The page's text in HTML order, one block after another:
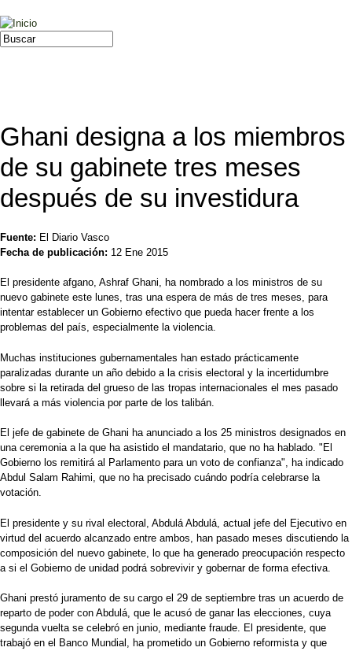
Jump to navigation
Formulario de búsqueda
Buscar
Ghani designa a los miembros
de su gabinete tres meses
después de su investidura
Fuente: El Diario Vasco
Fecha de publicación: 12 Ene 2015
El presidente afgano, Ashraf Ghani, ha nombrado a los ministros de su
nuevo gabinete este lunes, tras una espera de más de tres meses, para
intentar establecer un Gobierno efectivo que pueda hacer frente a los
problemas del país, especialmente la violencia.
Muchas instituciones gubernamentales han estado prácticamente
paralizadas durante un año debido a la crisis electoral y la incertidumbre
sobre si la retirada del grueso de las tropas internacionales el mes pasado
llevará a más violencia por parte de los talibán.
El jefe de gabinete de Ghani ha anunciado a los 25 ministros designados en
una ceremonia a la que ha asistido el mandatario, que no ha hablado. "El
Gobierno los remitirá al Parlamento para un voto de confianza", ha indicado
Abdul Salam Rahimi, que no ha precisado cuándo podría celebrarse la
votación.
El presidente y su rival electoral, Abdulá Abdulá, actual jefe del Ejecutivo en
virtud del acuerdo alcanzado entre ambos, han pasado meses discutiendo la
composición del nuevo gabinete, lo que ha generado preocupación respecto
a si el Gobierno de unidad podrá sobrevivir y gobernar de forma efectiva.
Ghani prestó juramento de su cargo el 29 de septiembre tras un acuerdo de
reparto de poder con Abdulá, que le acusó de ganar las elecciones, cuya
segunda vuelta se celebró en junio, mediante fraude. El presidente, que
trabajó en el Banco Mundial, ha prometido un Gobierno reformista y que